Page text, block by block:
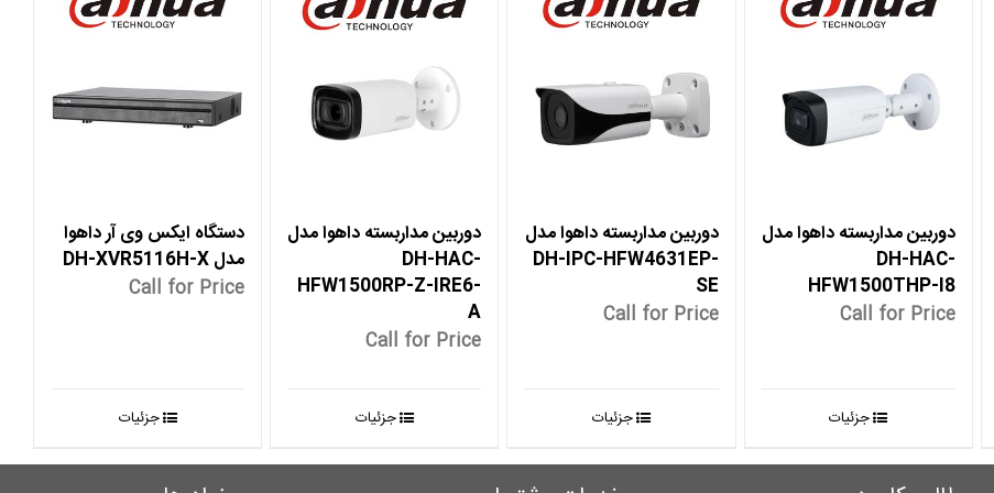
دوربین مداربسته داهوا مدل
DH-HAC-
HFW1500THP-I8
Call for Price
جزئیات
دوربین مداربسته داهوا مدل
DH-IPC-HFW4631EP-
SE
Call for Price
جزئیات
دوربین مداربسته داهوا مدل
DH-HAC-
HFW1500RP-Z-IRE6-
A
Call for Price
جزئیات
دستگاه ایکس وی آر داهوا
مدل DH-XVR5116H-X
Call for Price
جزئیات